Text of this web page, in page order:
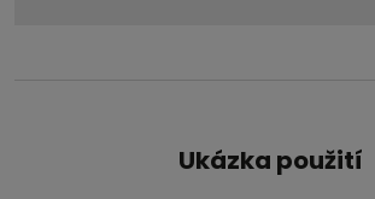
Ukázka použití